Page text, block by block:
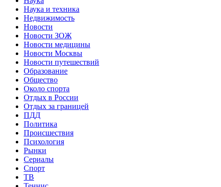
Наука и техника
Недвижимость
Новости
Новости ЗОЖ
Новости медицины
Новости Москвы
Новости путешествий
Образование
Общество
Около спорта
Отдых в России
Отдых за границей
ПДД
Политика
Происшествия
Психология
Рынки
Сериалы
Спорт
ТВ